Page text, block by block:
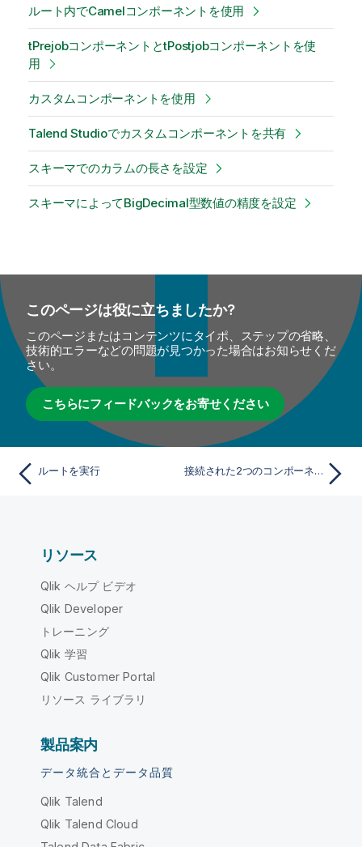
ルート内でCamelコンポーネントを使用
tPrejobコンポーネントとtPostjobコンポーネントを使
用
カスタムコンポーネントを使用
Talend Studioでカスタムコンポーネントを共有
スキーマでのカラムの長さを設定
スキーマによってBigDecimal型数値の精度を設定
このページは役に立ちましたか?
このページまたはコンテンツにタイポ、ステップの省略、
技術的エラーなどの問題が見つかった場合はお知らせくだ
さい。
こちらにフィードバックをお寄せください
ルートを実行 接続された2つのコンポーネントの間に別のコンポーネントを追加
リソース
Qlik ヘルプ ビデオ
Qlik Developer
トレーニング
Qlik 学習
Qlik Customer Portal
リソース ライブラリ
製品案内
データ統合とデータ品質
Qlik Talend
Qlik Talend Cloud